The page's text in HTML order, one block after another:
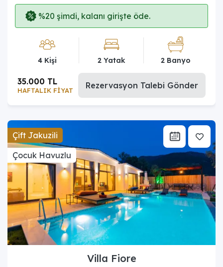
%20 şimdi, kalanı girişte öde.
4 Kişi 2 Yatak 2 Banyo
HAFTALIK FİYAT
35.000 TL Rezervasyon Talebi Gönder
Çift Jakuzili
Çocuk Havuzlu
Villa Fiore